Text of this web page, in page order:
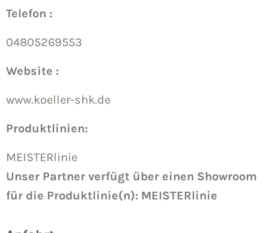
Telefon :
04805269553
Website :
www.koeller-shk.de
Produktlinien:
MEISTERlinie
Unser Partner verfügt über einen Showroom
für die Produktlinie(n): MEISTERlinie